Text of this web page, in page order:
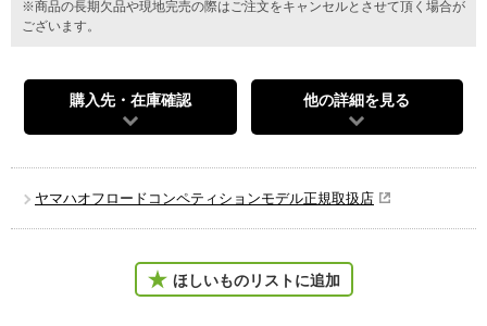
※商品の長期欠品や現地完売の際はご注文をキャンセルとさせて頂く場合が
ございます。
購入先・在庫確認 他の詳細を見る
ヤマハオフロードコンペティションモデル正規取扱店
ほしいものリストに追加